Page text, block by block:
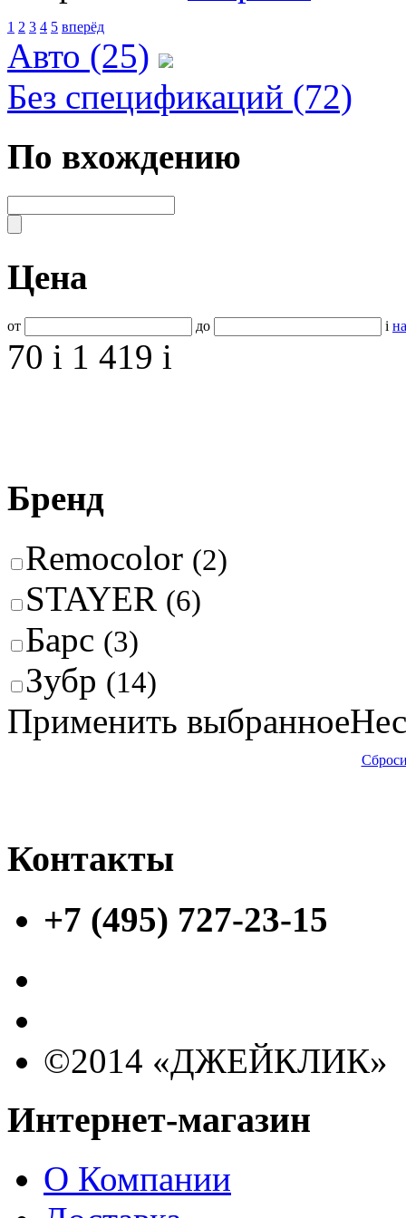
1 2 3 4 5 вперёд
Авто (25)
Без спецификаций (72)
По вхождению
Цена
от до i
70 i 1 419 i
Бренд
Remocolor (2)
STAYER (6)
Барс (3)
Зубр (14)
Применить выбранное
Контакты
+7 (495) 727-23-15
©2014 «ДЖЕЙКЛИК»
Интернет-магазин
О Компании